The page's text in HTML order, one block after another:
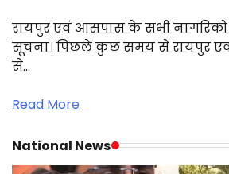
रायपुर एवं आसपास के सभी
सूचना। पिछले कुछ समय से रायपुर एवं
से…
Read More
National News